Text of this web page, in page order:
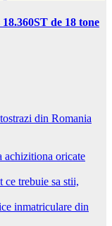
de 18 tone
din Romania
achizitiona oricate
trebuie sa stii,
inmatriculare din